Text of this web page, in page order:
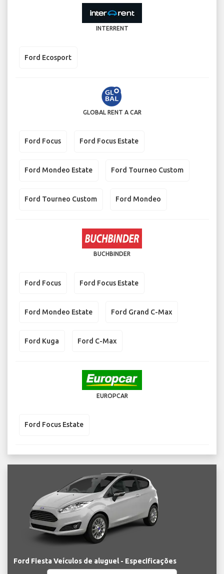
INTERRENT
Ford Ecosport
GLOBAL RENT A CAR
Ford Focus Ford Focus Estate
Ford Mondeo Estate Ford Tourneo Custom
Ford Tourneo Custom Ford Mondeo
BUCHBINDER
Ford Focus Ford Focus Estate
Ford Mondeo Estate Ford Grand C-Max
Ford Kuga Ford C-Max
EUROPCAR
Ford Focus Estate
Ford Fiesta Veículos de aluguel - Especificações